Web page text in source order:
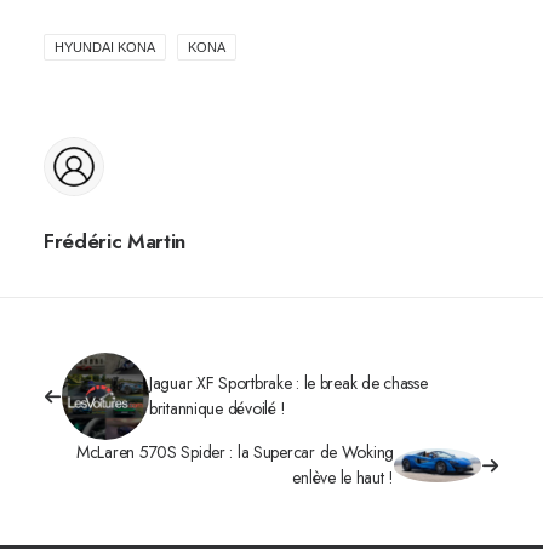
HYUNDAI KONA KONA
Frédéric Martin
Jaguar XF Sportbrake : le break de chasse
britannique dévoilé !
McLaren 570S Spider : la Supercar de Woking
enlève le haut !